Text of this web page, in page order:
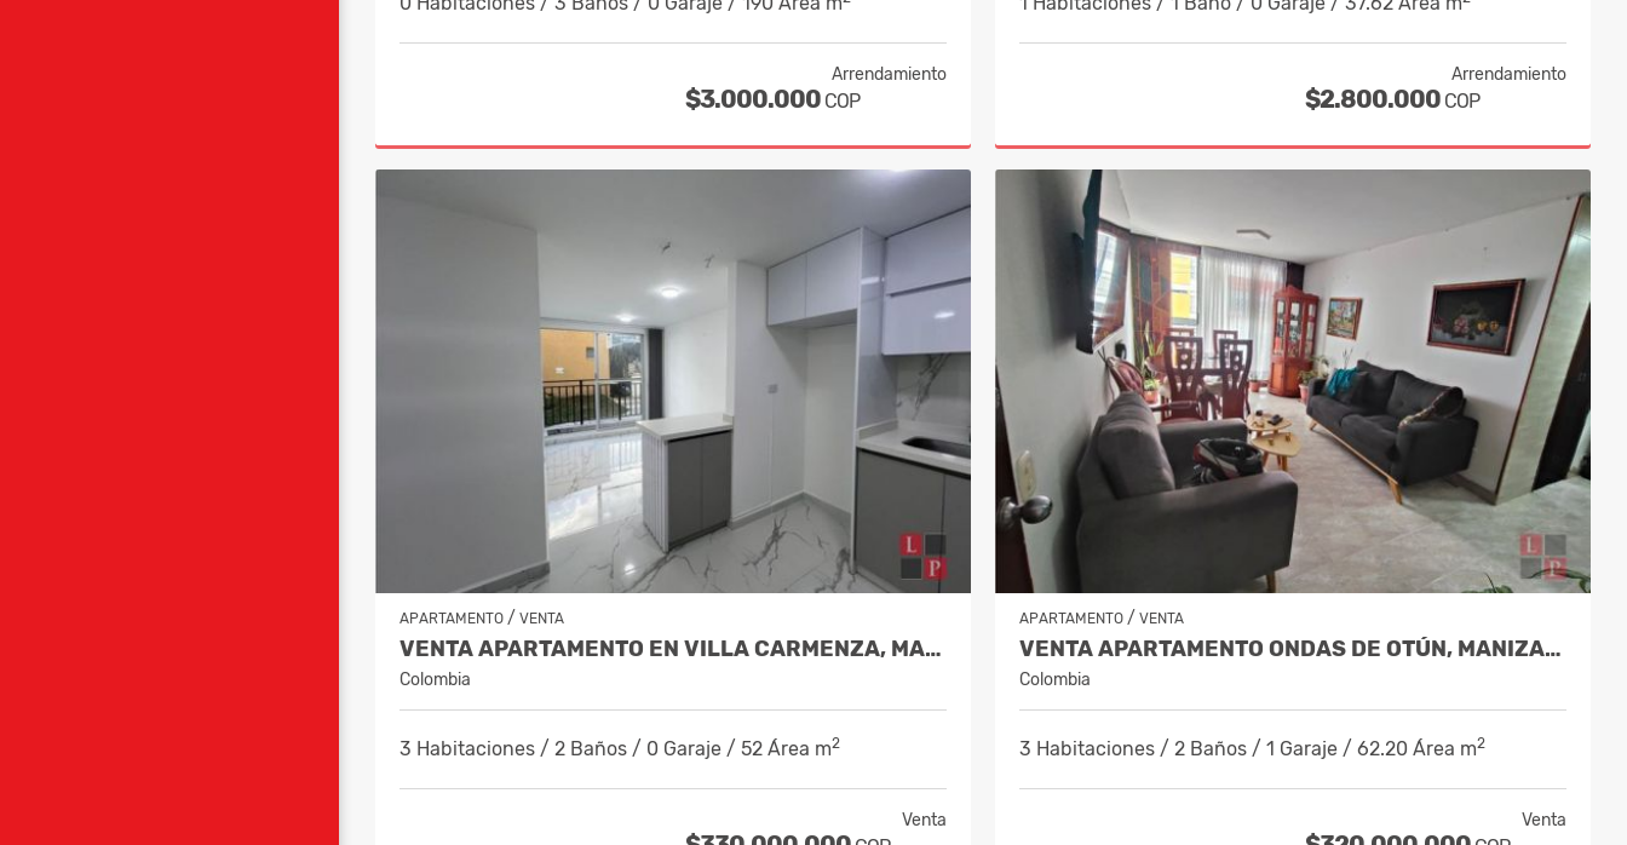
Arrendamiento
$3.000.000 COP
Arrendamiento
$2.800.000 COP
APARTAMENTO / VENTA
VENTA APARTAMENTO EN VILLA CARMENZA, MANIZALES COD 10084871
Colombia
3 Habitaciones / 2 Baños / 0 Garaje / 52 Área m2
Venta
APARTAMENTO / VENTA
VENTA APARTAMENTO ONDAS DE OTÚN, MANIZALES COD.9914996
Colombia
3 Habitaciones / 2 Baños / 1 Garaje / 62.20 Área m2
Venta